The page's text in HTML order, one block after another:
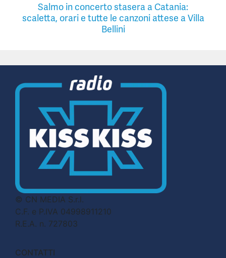
Salmo in concerto stasera a Catania:
scaletta, orari e tutte le canzoni attese a Villa
Bellini
© CN MEDIA S.r.l.
C.F. e P.IVA 04998911210
R.E.A. n. 727803
CONTATTI